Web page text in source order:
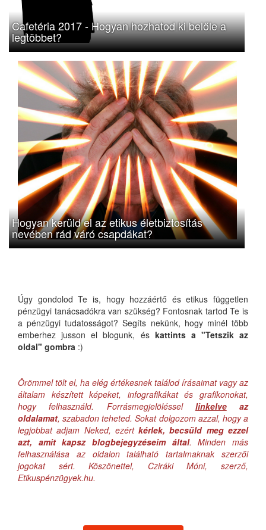
Cafetéria 2017 - Hogyan hozhatod ki belőle a
legtöbbet?
Hogyan kerüld el az etikus életbiztosítás
nevében rád váró csapdákat?
Úgy gondolod Te is, hogy hozzáértő és etikus független
pénzügyi tanácsadókra van szükség? Fontosnak tartod Te is
a pénzügyi tudatosságot? Segíts nekünk, hogy minél több
emberhez jusson el blogunk, és kattints a "Tetszik az
oldal" gombra :)
Örömmel tölt el, ha elég értékesnek találod írásaimat vagy az
általam készített képeket, infografikákat és grafikonokat,
hogy felhasználd. Forrásmegjelöléssel linkelveaz
oldalamat, szabadon teheted. Sokat dolgozom azzal, hogy a
legjobbat adjam Neked, ezértkérlek, becsüld meg ezzel
azt, amit kapsz blogbejegyzéseim által. Minden más
felhasználása az oldalon található tartalmaknak szerzői
jogokat sért. Köszönettel, Cziráki Móni, szerző,
Etikuspénzügyek.hu.